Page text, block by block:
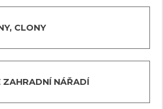
CLONY
ZAHRADNÍ NÁŘADÍ